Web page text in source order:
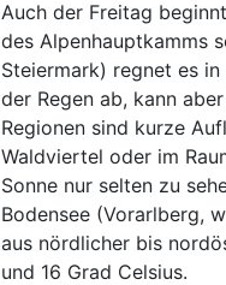
Auch der Freitag
des Alpenhauptkamms
Steiermark) regnet es
der Regen ab, kann
Regionen sind kurze
Waldviertel oder im
Sonne nur selten zu
Bodensee (Vorarlberg,
aus nördlicher bis
und 16 Grad Celsius.